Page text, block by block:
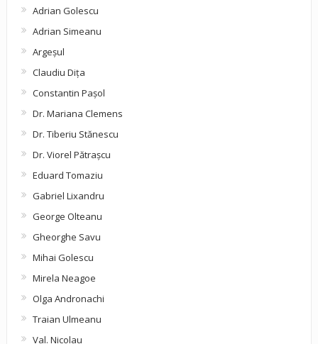
Adrian Golescu
Adrian Simeanu
Argeşul
Claudiu Diţa
Constantin Pașol
Dr. Mariana Clemens
Dr. Tiberiu Stănescu
Dr. Viorel Pătraşcu
Eduard Tomaziu
Gabriel Lixandru
George Olteanu
Gheorghe Savu
Mihai Golescu
Mirela Neagoe
Olga Andronachi
Traian Ulmeanu
Val. Nicolau